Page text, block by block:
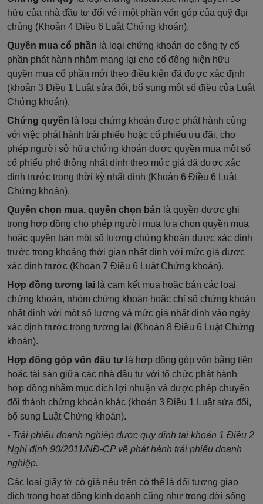
hữu của nhà đầu tư đối với một phần vốn góp của quỹ đại
chúng (Khoản 4 Điều 6 Luật Chứng khoán).
Quyền mua cổ phần là loại chứng khoán do công ty cổ
phần phát hành nhằm mang lại cho cổ đông hiện hữu
quyền mua cổ phần mới theo điều kiện đã được xác định
(khoản 3 Điều 1 Luật sửa đổi, bổ sung một số điều của Luật
Chứng khoán).
Chứng quyền là loại chứng khoán được phát hành cùng
với việc phát hành trái phiếu hoặc cổ phiếu ưu đãi, cho
phép người sở hữu chứng khoán được quyền mua một số
cổ phiếu phổ thông nhất định theo mức giá đã được xác
định trước trong thời kỳ nhất định (Khoản 6 Điều 6 Luật
Chứng khoán).
Quyền chọn mua, quyền chọn bán là quyền được ghi
trong hợp đồng cho phép người mua lựa chọn quyền mua
hoặc quyền bán một số lượng chứng khoán được xác định
trước trong khoảng thời gian nhất định với mức giá được
xác định trước (Khoản 7 Điều 6 Luật Chứng khoán).
Hợp đồng tương lai là cam kết mua hoặc bán các loại
chứng khoán, nhóm chứng khoán hoặc chỉ số chứng khoán
nhất định với một số lượng và mức giá nhất định vào ngày
xác định trước trong tương lai (Khoản 8 Điều 6 Luật Chứng
khoán).
Hợp đồng góp vốn đầu tư là hợp đồng góp vốn bằng tiền
hoặc tài sản giữa các nhà đầu tư với tổ chức phát hành
hợp đồng nhằm mục đích lợi nhuận và được phép chuyển
đổi thành chứng khoán khác (khoản 3 Điều 1 Luật sửa đổi,
bổ sung Luật Chứng khoán).
- Trái phiếu doanh nghiệp được quy định tại khoản 1 Điều 2
Nghị định 90/2011/NĐ-CP về phát hành trái phiếu doanh
nghiệp.
Các loại giấy tờ có giá nêu trên có thể là đối tượng giao
dịch trong hoạt động kinh doanh cũng như trong đời sống